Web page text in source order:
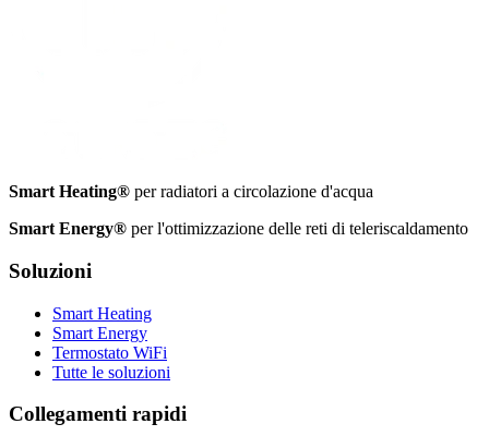
Smart Heating® per radiatori a circolazione d'acqua
Smart Energy® per l'ottimizzazione delle reti di teleriscaldamento
Soluzioni
Smart Heating
Smart Energy
Termostato WiFi
Tutte le soluzioni
Collegamenti rapidi